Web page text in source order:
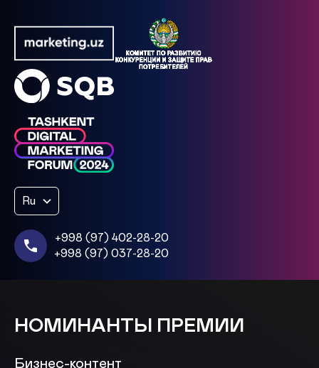
Ru
+998 (97) 402-28-20
+998 (97) 037-28-20
НОМИНАНТЫ ПРЕМИИ
Бизнес-контент